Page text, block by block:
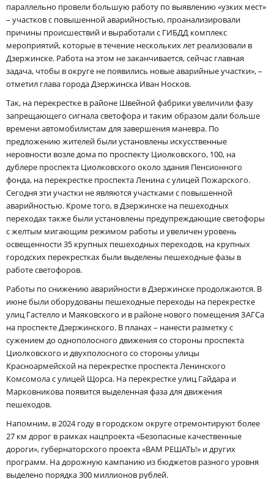
параллельно провели большую работу по выявлению «узких мест»
– участков с повышенной аварийностью, проанализировали
причины происшествий и выработали с ГИБДД комплекс
мероприятий, которые в течение нескольких лет реализовали в
Дзержинске. Работа на этом не заканчивается, сейчас главная
задача, чтобы в округе не появились новые аварийные участки», –
отметил глава города Дзержинска Иван Носков.
Так, на перекрестке в районе Швейной фабрики увеличили фазу
запрещающего сигнала светофора и таким образом дали больше
времени автомобилистам для завершения маневра. По
предложению жителей были установлены искусственные
неровности возле дома по проспекту Циолковского, 100, на
дублере проспекта Циолковского около здания Пенсионного
фонда, на перекрестке проспекта Ленина с улицей Пожарского.
Сегодня эти участки не являются участками с повышенной
аварийностью. Кроме того, в Дзержинске на пешеходных
переходах также были установлены предупреждающие светофоры
с желтым мигающим режимом работы и увеличен уровень
освещенности 35 крупных пешеходных переходов, на крупных
городских перекрестках были выделены пешеходные фазы в
работе светофоров.
Работы по снижению аварийности в Дзержинске продолжаются. В
июне были оборудованы пешеходные переходы на перекрестке
улиц Гастелло и Маяковского и в районе нового помещения ЗАГСа
на проспекте Дзержинского. В планах – нанести разметку с
сужением до однополосного движения со стороны проспекта
Циолковского и двухполосного со стороны улицы
Красноармейской на перекрестке проспекта Ленинского
Комсомола с улицей Щорса. На перекрестке улиц Гайдара и
Марковникова появится выделенная фаза для движения
пешеходов.
Напомним, в 2024 году в городском округе отремонтируют более
27 км дорог в рамках нацпроекта «Безопасные качественные
дороги», губернаторского проекта «ВАМ РЕШАТЬ!» и других
программ. На дорожную кампанию из бюджетов разного уровня
выделено порядка 300 миллионов рублей.